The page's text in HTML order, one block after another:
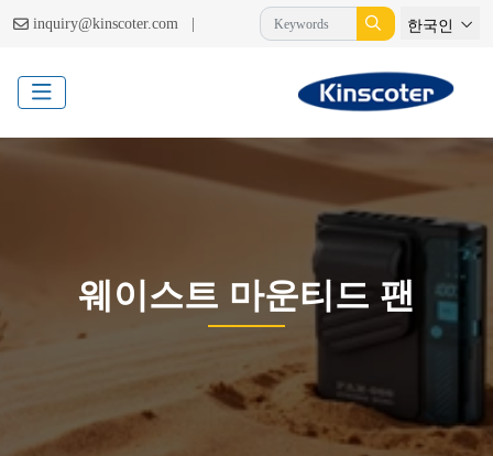
inquiry@kinscoter.com | 한국인
웨이스트 마운티드 팬